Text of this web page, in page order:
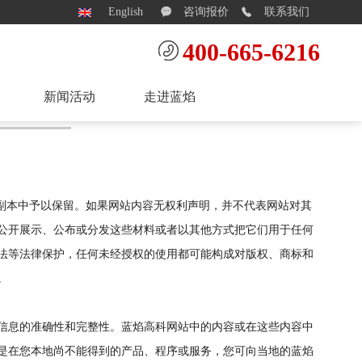
联系我们
咨询报价
English
400-665-6216
新闻活动 走进蓝焰
中予以保留。如果网站内容无权利声明，并不代表网站对其
展示、公布或分发这些材料或者以其他方式把它们用于任何
法律保护，任何未经授权的使用都可能构成对版权、商标和
的准确性和完整性。蓝焰高科网站中的内容或在这些内容中
您本地尚不能得到的产品、程序或服务，您可向当地的蓝焰